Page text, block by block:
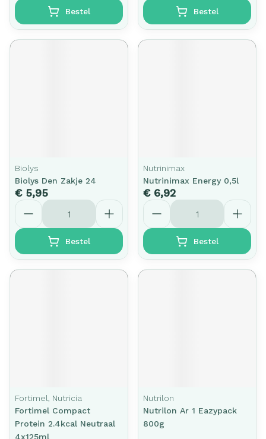
Bestel Bestel
Biolys
Biolys Den Zakje 24
€ 5,95
Aantal
Bestel
Nutrinimax
Nutrinimax Energy 0,5l
€ 6,92
Aantal
Bestel
Fortimel, Nutricia
Fortimel Compact
Protein 2.4kcal Neutraal
4x125ml
Nutrilon
Nutrilon Ar 1 Eazypack
800g